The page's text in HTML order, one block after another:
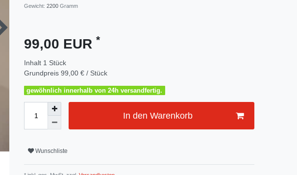
Gewicht: 2200 Gramm
99,00 EUR *
Inhalt 1 Stück
Grundpreis 99,00 € / Stück
gewöhnlich innerhalb von 24h versandfertig.
In den Warenkorb
Wunschliste